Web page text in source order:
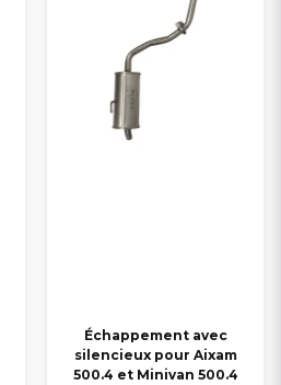
Échappement avec
silencieux pour Aixam
500.4 et Minivan 500.4